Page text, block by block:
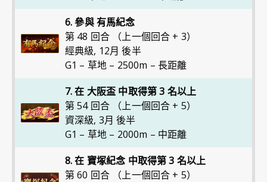
6. 參與 有馬紀念
第 48 回合 （上一個回合 + 3）
經典級, 12月 後半
G1 – 草地 – 2500m – 長距離
7. 在 大阪盃 中取得第 3 名以上
第 54 回合 （上一個回合 + 5）
資深級, 3月 後半
G1 – 草地 – 2000m – 中距離
8. 在 寶塚紀念 中取得第 3 名以上
第 60 回合 （上一個回合 + 5）